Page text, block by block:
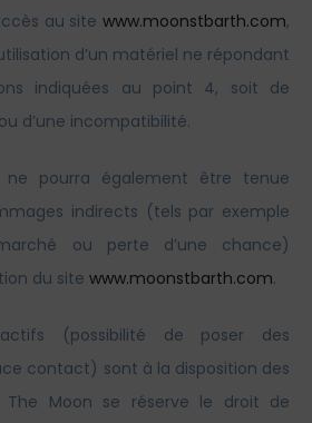
au site www.moonstbarth.com,
d’un matériel ne répondant
indiquées au point 4, soit de
d’une incompatibilité.
pourra également être tenue
indirects (tels par exemple
ou perte d’une chance)
du site www.moonstbarth.com.
(possibilité de poser des
contact) sont à la disposition des
The Moon se réserve le droit de